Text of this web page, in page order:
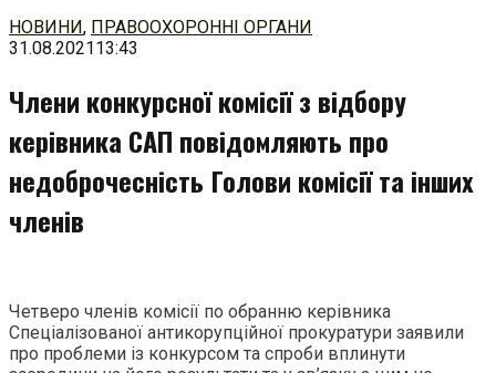
Перейти
до
НОВИНИ, ПРАВООХОРОННІ ОРГАНИ
31.08.202113:43
Члени конкурсної комісії з відбору
керівника САП повідомляють про
недоброчесність Голови комісії та інших
членів
Четверо членів комісії по обранню керівника
Спеціалізованої антикорупційної прокуратури заявили
про проблеми із конкурсом та спроби вплинути